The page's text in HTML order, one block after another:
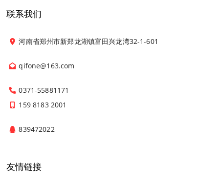
联系我们
河南省郑州市新郑龙湖镇富田兴龙湾32-1-601
qifone@163.com
0371-55881171
159 8183 2001
839472022
友情链接